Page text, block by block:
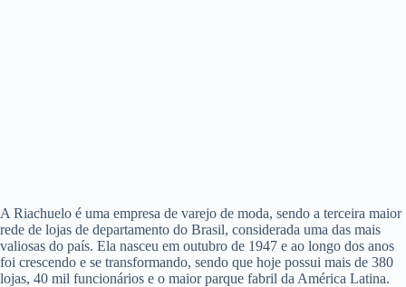
A Riachuelo é uma empresa de varejo de moda, sendo a terceira maior
rede de lojas de departamento do Brasil, considerada uma das mais
valiosas do país. Ela nasceu em outubro de 1947 e ao longo dos anos
foi crescendo e se transformando, sendo que hoje possui mais de 380
lojas, 40 mil funcionários e o maior parque fabril da América Latina.